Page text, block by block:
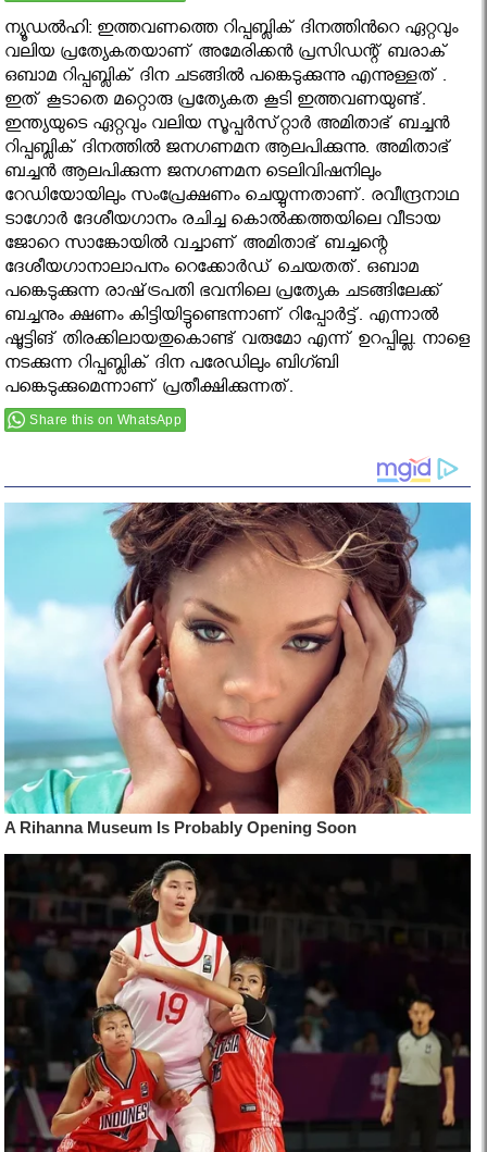
ന്യൂഡല്‍ഹി: ഇത്തവണത്തെ റിപ്പബ്ലിക് ദിനത്തിൻറെ ഏറ്റവും
വലിയ പ്രത്യേകതയാണ് അമേരിക്കന്‍ പ്രസിഡന്റ്‌ ബരാക്
ഒബാമ റിപ്പബ്ലിക് ദിന ചടങ്ങിൽ പങ്കെടുക്കുന്നു എന്നുള്ളത് .
ഇത് കൂടാതെ മറ്റൊരു പ്രത്യേകത കൂടി ഇത്തവണയുണ്ട്.
ഇന്ത്യയുടെ ഏറ്റവും വലിയ സൂപ്പര്‍സ്‌റ്റാര്‍ അമിതാഭ്‌ ബച്ചന്‍
റിപ്പബ്ലിക് ദിനത്തില്‍ ജനഗണമന ആലപിക്കുന്നു. അമിതാഭ്
ബച്ചന്‍ ആലപിക്കുന്ന ജനഗണമന ടെലിവിഷനിലും
റേഡിയോയിലും സംപ്രേക്ഷണം ചെയ്യുന്നതാണ്. രവീന്ദ്രനാഥ
ടാഗോര്‍ ദേശീയഗാനം രചിച്ച കൊല്‍ക്കത്തയിലെ വീടായ
ജോറെ സാങ്കോയില്‍ വച്ചാണ് അമിതാഭ് ബച്ചന്റെ
ദേശീയഗാനാലാപനം റെക്കോര്‍ഡ് ചെയതത്. ഒബാമ
പങ്കെടുക്കുന്ന രാഷ്‌ട്രപതി ഭവനിലെ പ്രത്യേക ചടങ്ങിലേക്ക്‌
ബച്ചനും ക്ഷണം കിട്ടിയിട്ടുണ്ടെന്നാണ്‌ റിപ്പോർട്ട്. എന്നാല്‍
ഷൂട്ടിങ് തിരക്കിലായതുകൊണ്ട് വരുമോ എന്ന് ഉറപ്പില്ല. നാളെ
നടക്കുന്ന റിപ്പബ്ലിക് ദിന പരേഡിലും ബിഗ്ബി
പങ്കെടുക്കുമെന്നാണ് പ്രതീക്ഷിക്കുന്നത്.
Share this on WhatsApp